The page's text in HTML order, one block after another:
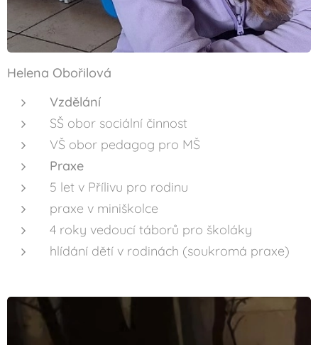
Helena Obořilová
Vzdělání
SŠ obor sociální činnost
VŠ obor pedagog pro MŠ
Praxe
5 let v Přílivu pro rodinu
praxe v miniškolce
4 roky vedoucí táborů pro školáky
hlídání dětí v rodinách (soukromá praxe)